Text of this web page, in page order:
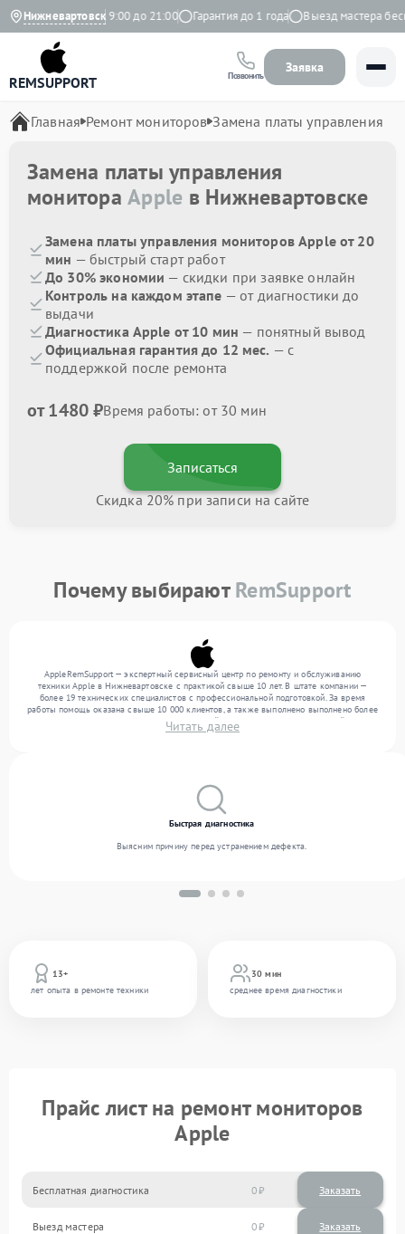
Нижневартовск
Ежедневно с 9:00 до 21:00 Гарантия до 1 года Выезд мастера
REMSUPPORT Позвонить
Заявка
Главная Ремонт мониторов Замена платы управления
Замена платы управления
монитораApple в Нижневартовске
Замена платы управления мониторов Apple от 20
мин — быстрый старт работ
До 30% экономии — скидки при заявке онлайн
Контроль на каждом этапе — от диагностики до
выдачи
Диагностика Apple от 10 мин — понятный вывод
Официальная гарантия до 12 мес. — с
поддержкой после ремонта
от 1480 ₽Время работы: от 30 мин
Записаться
Скидка 20% при записи на сайте
Почему выбираютRemSupport
AppleRemSupport — экспертный сервисный центр по ремонту и обслуживанию
техники Apple в Нижневартовске с практикой свыше 10 лет. В штате компании —
более 19 технических специалистов с профессиональной подготовкой. За время
работы помощь оказана свыше 10 000 клиентов, а также выполнено выполнено более
12 000 ремонтов. Ежемесячно в сервисный центр поступает от 300 устройств,
включая , , . Мы устраняем поломки любой сложности и поддерживаем высокий
Читать далее
13+
лет опыта в ремонте техники
30 мин
среднее время диагностики
Быстрая диагностика
Выясним причину перед устранением дефекта.
Прайс лист на ремонт мониторов
Apple
Бесплатная диагностика 0 Заказать
Выезд мастера 0 Заказать